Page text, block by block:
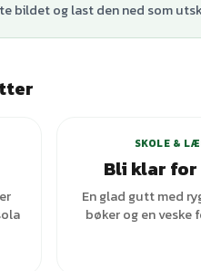
bildet og last den ned som
SKOLE &
Bli klar
En glad gutt med
bøker og en veske